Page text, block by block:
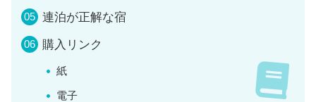
連泊が正解な宿
購入リンク
紙
電子